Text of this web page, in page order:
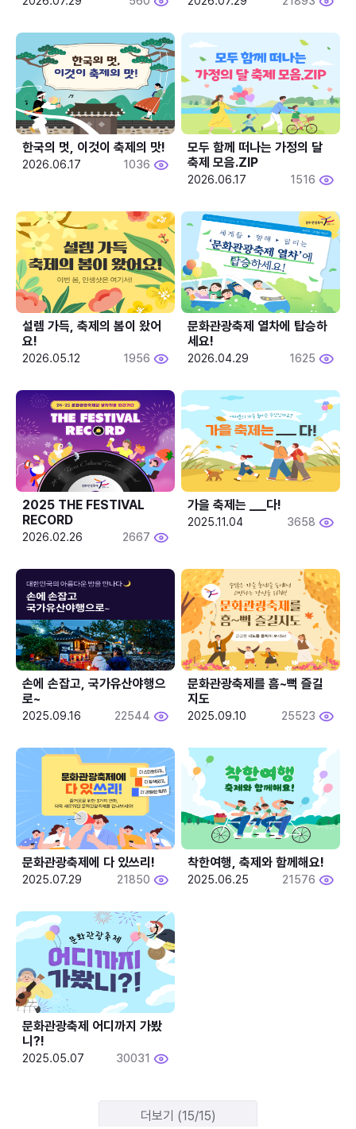
한국의 멋, 이것이 축제의 맛!
2026.06.17 1036
모두 함께 떠나는 가정의 달
축제 모음.ZIP
2026.06.17 1516
설렘 가득, 축제의 봄이 왔어
요!
2026.05.12 1956
문화관광축제 열차에 탑승하
세요!
2026.04.29 1625
2025 THE FESTIVAL
RECORD
2026.02.26 2667
2025.11.04 3658
손에 손잡고, 국가유산야행으
로~
2025.09.16 22544
문화관광축제를 흠~뻑 즐길
지도
2025.09.10 25523
문화관광축제에 다 있쓰리!
2025.07.29 21850
착한여행, 축제와 함께해요!
2025.06.25 21576
문화관광축제 어디까지 가봤
니?!
2025.05.07 30031
더보기 (15/15)